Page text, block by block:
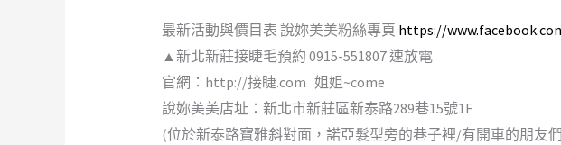
最新活動與價目表 說妳美美粉絲專頁 https://
▲新北新莊接睫毛預約 0915-551807 速放電
官網：http://接睫.com 姐姐~come
說妳美美店址：新北市新莊區新泰路289巷15號1F
(位於新泰路寶雅斜對面，諾亞髮型旁的巷子裡/有開車的朋友